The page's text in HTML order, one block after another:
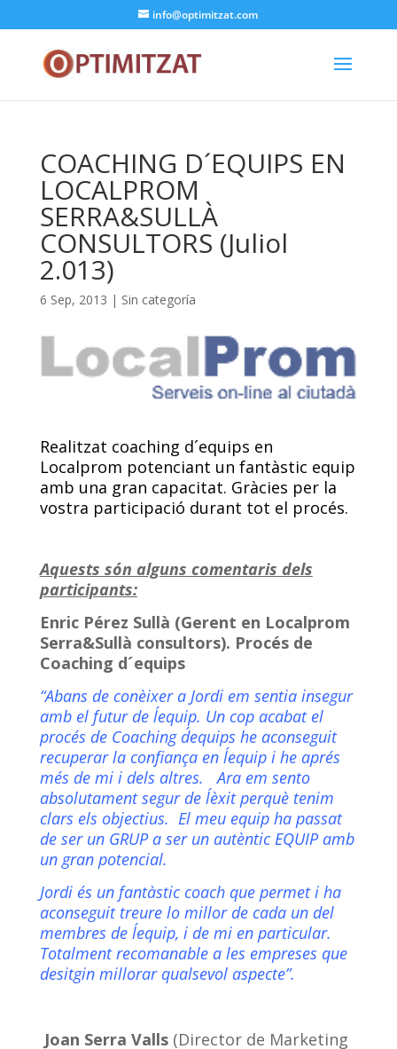
info@optimitzat.com
COACHING D´EQUIPS EN
LOCALPROM
SERRA&SULLÀ
CONSULTORS (Juliol
2.013)
6 Sep, 2013 | Sin categoría
Realitzat coaching d´equips en
Localprom potenciant un fantàstic equip
amb una gran capacitat. Gràcies per la
vostra participació durant tot el procés.
Aquests són alguns comentaris dels
participants:
Enric Pérez Sullà (Gerent en Localprom
Serra&Sullà consultors). Procés de
Coaching d´equips
“Abans de conèixer a Jordi em sentia insegur
amb el futur de l´equip. Un cop acabat el
procés de Coaching d´equips he aconseguit
recuperar la confiança en l´equip i he aprés
més de mi i dels altres. Ara em sento
absolutament segur de l´èxit perquè tenim
clars els objectius. El meu equip ha passat
de ser un GRUP a ser un autèntic EQUIP amb
un gran potencial.
Jordi és un fantàstic coach que permet i ha
aconseguit treure lo millor de cada un del
membres de l´equip, i de mi en particular.
Totalment recomanable a les empreses que
desitgin millorar qualsevol aspecte”.
Joan Serra Valls(Director de Marketing